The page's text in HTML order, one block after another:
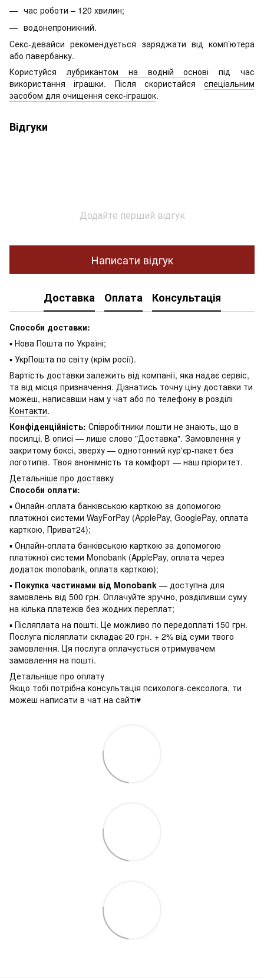
час роботи – 120 хвилин;
водонепроникний.
Секс-девайси рекомендується заряджати від комп’ютера
або павербанку.
Користуйся лубрикантом на водній основі під час
використання іграшки. Після скористайся спеціальним
засобом для очищення секс-іграшок.
Відгуки
Додайте перший відгук
Написати відгук
Доставка Оплата Консультація
Способи доставки:
▪ Нова Пошта по Україні;
▪ УкрПошта по світу (крім росії).
Вартість доставки залежить від компанії, яка надає сервіс,
та від місця призначення. Дізнатись точну ціну доставки ти
можеш, написавши нам у чат або по телефону в розділі
Контакти.
Конфіденційність: Співробітники пошти не знають, що в
посилці. В описі — лише слово "Доставка". Замовлення у
закритому боксі, зверху — однотонний кур'єр-пакет без
логотипів. Твоя анонімність та комфорт — наш пріоритет.
Детальніше про доставку
Способи оплати:
▪ Онлайн-оплата банківською карткою за допомогою
платіжної системи WayForPay (ApplePay, GooglePay, оплата
карткою, Приват24);
▪ Онлайн-оплата банківською карткою за допомогою
платіжної системи Monobank (ApplePay, оплата через
додаток monobank, оплата карткою);
▪ Покупка частинами від Monobank — доступна для
замовлень від 500 грн. Оплачуйте зручно, розділивши суму
на кілька платежів без жодних переплат;
▪ Післяплата на пошті. Це можливо по передоплаті 150 грн.
Послуга післяплати складає 20 грн. + 2% від суми твого
замовлення. Ця послуга оплачується отримувачем
замовлення на пошті.
Детальніше про оплату
Якщо тобі потрібна консультація психолога-сексолога, ти
можеш написати в чат на сайті♥